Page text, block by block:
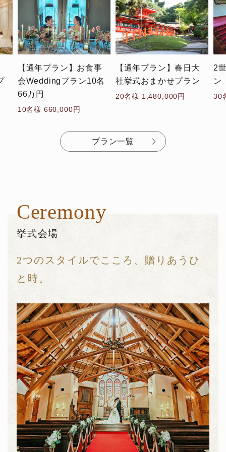
名
【通年プラン】春日大
社挙式おまかせプラン
20名様 1,480,000円
2世代ウエディングプラ
ン
30名様 1,300,000円
プラン一覧
挙式会場
Ceremony
2つのスタイルでこころ、贈りあうひ
と時。